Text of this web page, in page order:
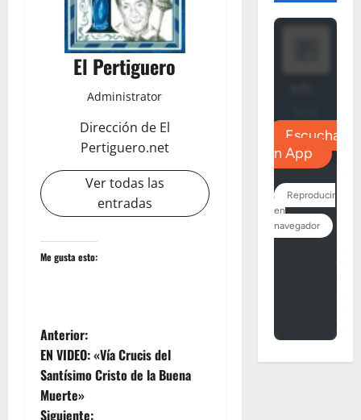
El Pertiguero
Administrator
Dirección de El
Pertiguero.net
Ver todas las
entradas
Me gusta esto:
N
a
v
Anterior:
EN VIDEO: «Vía Crucis del
Santísimo Cristo de la Buena
Muerte»
Siguiente: